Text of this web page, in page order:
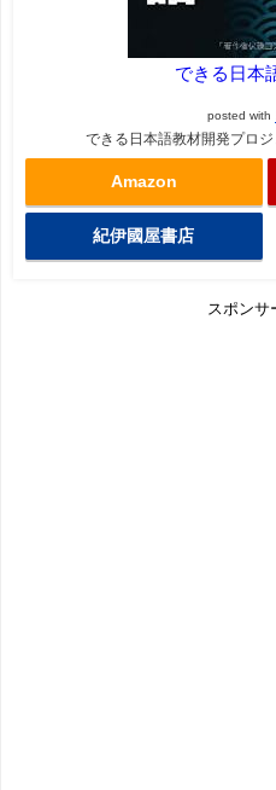
できる日本
posted with
できる日本語教材開発プロ
Amazon
紀伊國屋書店
スポンサ